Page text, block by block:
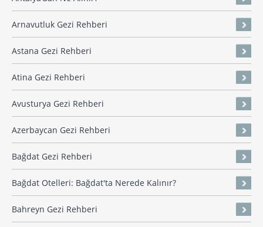
Arnavutluk Gezi Rehberi
Astana Gezi Rehberi
Atina Gezi Rehberi
Avusturya Gezi Rehberi
Azerbaycan Gezi Rehberi
Bağdat Gezi Rehberi
Bağdat Otelleri: Bağdat'ta Nerede Kalınır?
Bahreyn Gezi Rehberi